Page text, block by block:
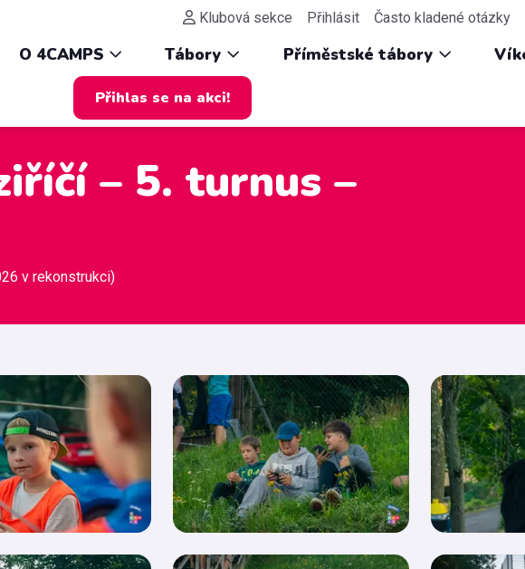
Klubová sekce Přihlásit Často kladené otázky
O 4CAMPS Tábory Příměstské tábory
Přihlas se na akci!
– 5. turnus –
v rekonstrukci)